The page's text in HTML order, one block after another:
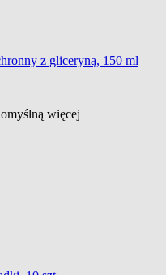
z gliceryną, 150 ml
więcej